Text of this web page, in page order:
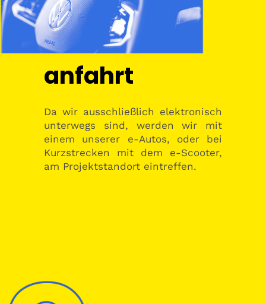
anfahrt
Da wir ausschließlich elektronisch
unterwegs sind, werden wir mit
einem unserer e-Autos, oder bei
Kurzstrecken mit dem e-Scooter,
am Projektstandort eintreffen.